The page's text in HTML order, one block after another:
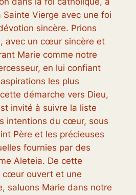
Sainte Vierge avec une foi
sincère. Prions
avec un cœur sincère et
Marie comme notre
en lui confiant
les plus
démarche vers Dieu,
invité à suivre la liste
intentions du cœur, sous
Père et les précieuses
fournies par des
Aleteia. De cette
cœur ouvert et une
saluons Marie dans notre